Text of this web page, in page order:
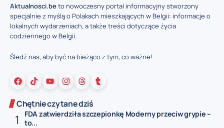
Aktualnosci.beto nowoczesny portal informacyjny stworzony
specjalnie z myślą o Polakach mieszkających w Belgii: informacje o
lokalnych wydarzeniach, a także treści dotyczące życia
codziennego w Belgii.
Śledź nas, aby być na bieżąco z tym, co ważne!
Chętnie czytane dziś
FDA zatwierdziła szczepionkę Moderny przeciw grypie –
to...